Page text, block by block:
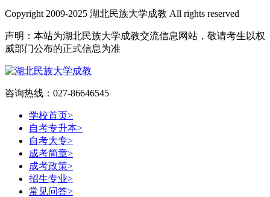
Copyright 2009-2025 湖北民族大学成教 All rights reserved
声明：本站为湖北民族大学成教交流信息网站，敬请考生以权
威部门公布的正式信息为准
咨询热线：027-86646545
学校首页>
自考专升本>
自考大专>
成考简章>
成考政策>
招生专业>
常见问答>